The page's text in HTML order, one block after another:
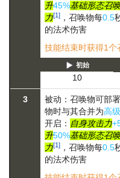
升45%基础形态召
力[1] ，召唤物每0.5
的法术伤害
技能结束时获得1个
初始
10
3
被动：召唤物可部
物时与其合并为高级
开启： 自身攻击力
升50%基础形态召
力[1] ，召唤物每0.5
的法术伤害